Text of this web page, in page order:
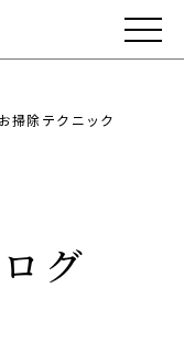
掃除テクニック
グ